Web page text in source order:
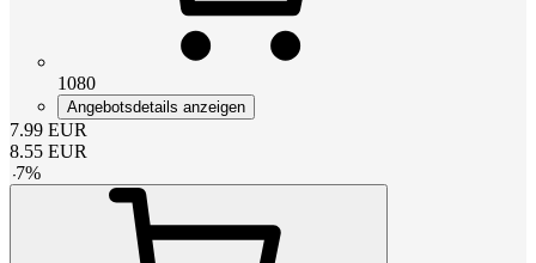
1080
Angebotsdetails anzeigen
7.99 EUR
8.55 EUR
-7%